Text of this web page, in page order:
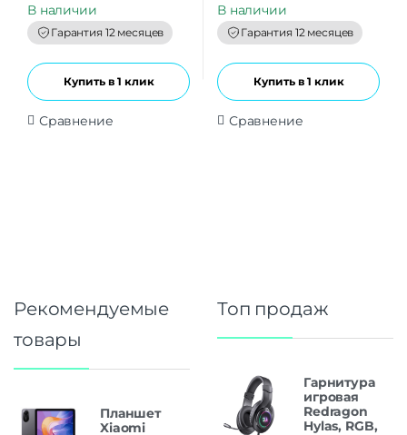
t
o
f
5
В наличии
Гарантия 12 месяцев
Купить в 1 клик
Сравнение
t
o
f
5
В наличии
Гарантия 12 месяцев
Купить в 1 клик
Сравнение
Рекомендуемые
товары
Планшет
Xiaomi
Топ продаж
Гарнитура
игровая
Redragon
Hylas, RGB,